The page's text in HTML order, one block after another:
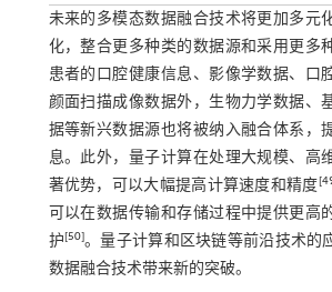
未来的多模态数据融合技术将更加多元
化，整合更多种类的数据源和采用更多
患者的口腔健康信息、影像学数据、口
颜面扫描成像数据外，生物力学数据、
据等新兴数据源也将被纳入融合体系，
息。此外，量子计算在处理大规模、高
著优势，可以大幅提高计算速度和精度 [
可以在数据传输和存储过程中提供更高
护[50]。量子计算和区块链等前沿技术的
数据融合技术带来新的突破。